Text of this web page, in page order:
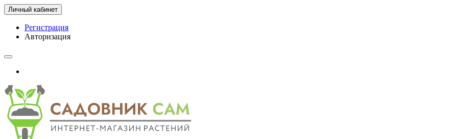
Личный кабинет
Регистрация
Авторизация